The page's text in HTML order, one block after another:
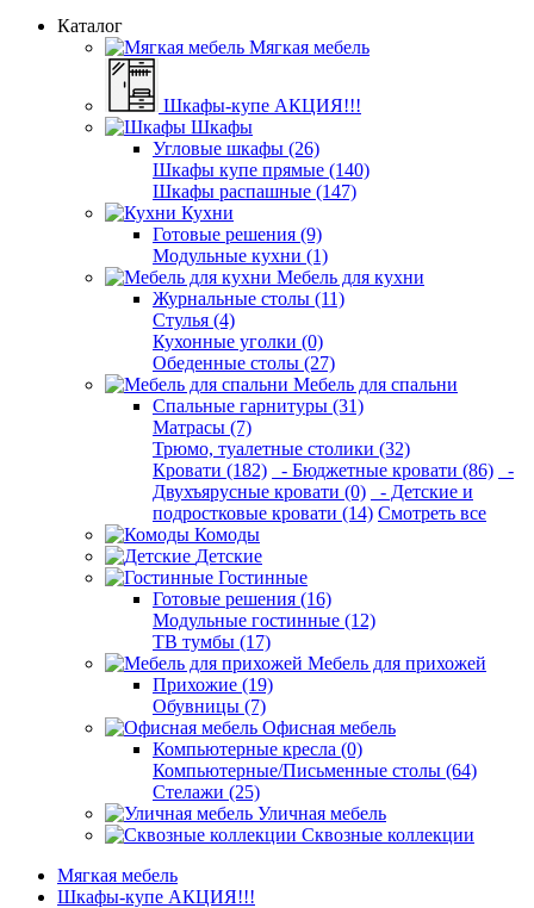
Каталог
Мягкая мебель
Шкафы-купе АКЦИЯ!!!
Шкафы
Угловые шкафы (26)
Шкафы купе прямые (140)
Шкафы распашные (147)
Кухни
Готовые решения (9)
Модульные кухни (1)
Мебель для кухни
Журнальные столы (11)
Стулья (4)
Кухонные уголки (0)
Обеденные столы (27)
Мебель для спальни
Спальные гарнитуры (31)
Матрасы (7)
Трюмо, туалетные столики (32)
Кровати (182)
- Бюджетные кровати (86)
-
Двухъярусные кровати (0)
- Детские и
подростковые кровати (14) Смотреть все
Комоды
Детские
Гостинные
Готовые решения (16)
Модульные гостинные (12)
ТВ тумбы (17)
Мебель для прихожей
Прихожие (19)
Обувницы (7)
Офисная мебель
Компьютерные кресла (0)
Компьютерные/Письменные столы (64)
Стелажи (25)
Уличная мебель
Сквозные коллекции
Мягкая мебель
Шкафы-купе АКЦИЯ!!!